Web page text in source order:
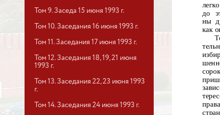
Том 9. Заседа 15 июня 1993 г.
Том 10. Заседания 16 июня 1993 г.
Том 11. Заседания 17 июня 1993 г.
Том 12. Заседания 18, 19, 21 июня
1993 г.
Том 13. Заседания 22, 23 июня 1993
г.
Том 14. Заседания 24 июня 1993 г.
до
ны
как